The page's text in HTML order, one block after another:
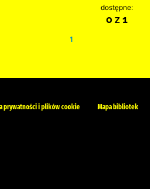
dostępne:
0 z 1
1
prywatności i plików cookie Mapa bibliotek